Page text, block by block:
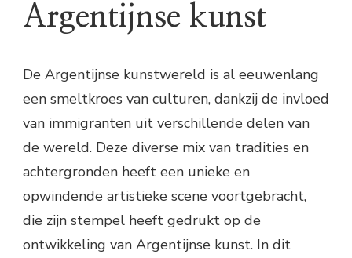
Argentijnse kunst
De Argentijnse kunstwereld is al eeuwenlang
een smeltkroes van culturen, dankzij de invloed
van immigranten uit verschillende delen van
de wereld. Deze diverse mix van tradities en
achtergronden heeft een unieke en
opwindende artistieke scene voortgebracht,
die zijn stempel heeft gedrukt op de
ontwikkeling van Argentijnse kunst. In dit